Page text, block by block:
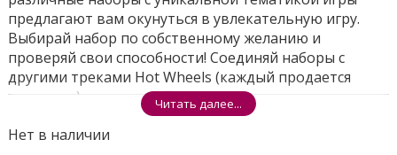
предлагают вам окунуться в увлекательную игру.
Выбирай набор по собственному желанию и
проверяй свои способности! Соединяй наборы с
другими треками Hot Wheels (каждый продается
отдельно) и отправляйся навстречу новым
бесконечным приключениям!
Поделиться
Читать далее...
Нет в наличии